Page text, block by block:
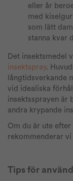
eller år
med
som lätt
stanna kvar
Det insektsmedel
insektspray.
långtidsverkande
vid idealiska
insektssprayen är
andra krypande
Om du är ute
rekommenderar vi
Tips för